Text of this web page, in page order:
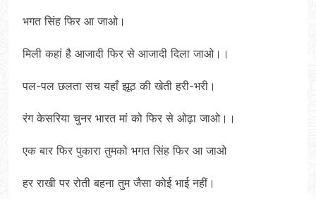
भगत सिंह फिर आ जाओ।
मिली कहां है आजादी फिर से आजादी दिला जाओ।।
पल-पल छलता सच यहाँ झूठ की खेती हरी-भरी।
रंग केसरिया चुनर भारत मां को फिर से ओढ़ा जाओ।।
एक बार फिर पुकारा तुमको भगत सिंह फिर आ जाओ
हर राखी पर रोती बहना तुम जैसा कोई भाई नहीं।